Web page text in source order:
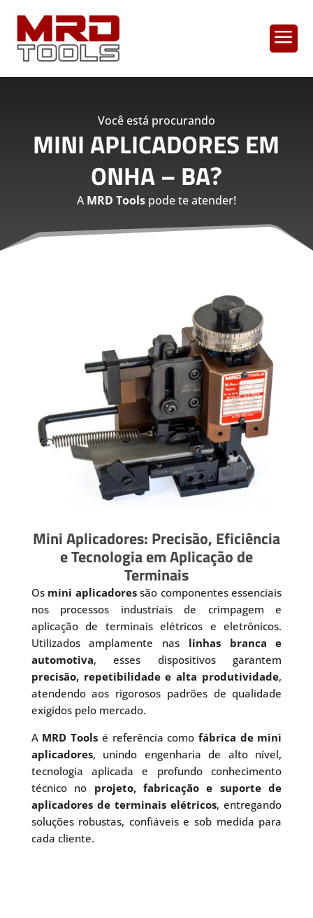
a
Você está procurando
MINI APLICADORES EM
ONHA – BA?
AMRD Toolspode te atender!
Mini Aplicadores: Precisão, Eficiência
e Tecnologia em Aplicação de
Terminais
Os mini aplicadoressão componentes essenciais
nos processos industriais de crimpagem e
aplicação de terminais elétricos e eletrônicos.
Utilizados amplamente nas linhas branca e
automotiva, esses dispositivos garantem
precisão, repetibilidade e alta produtividade,
atendendo aos rigorosos padrões de qualidade
exigidos pelo mercado.
A MRD Tools é referência como fábrica de mini
aplicadores, unindo engenharia de alto nível,
tecnologia aplicada e profundo conhecimento
técnico no projeto, fabricação e suporte de
aplicadores de terminais elétricos, entregando
soluções robustas, confiáveis e sob medida para
cada cliente.